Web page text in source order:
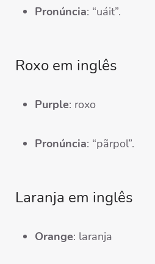
Pronúncia: “uáit”.
Roxo em inglês
Purple: roxo
Pronúncia: “pãrpol”.
Laranja em inglês
Orange: laranja